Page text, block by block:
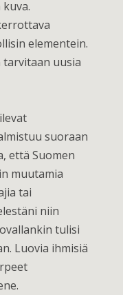
elementein.
uusia
suoraan
että Suomen
muutamia
tai
niin
tulisi
Luovia ihmisiä